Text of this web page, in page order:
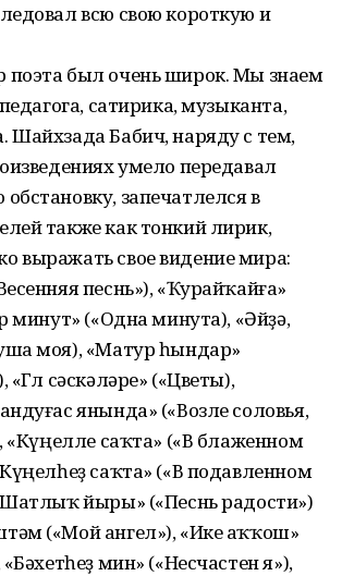
всю свою короткую и
поэта был очень широк. Мы знаем
сатирика, музыканта,
Шайхзада Бабич, наряду с тем,
умело передавал
запечатлелся в
также как тонкий лирик,
выражать свое видение мира:
песнь»), «Ҡурайҡайға»
минут» («Одна минута), «Әйҙә,
моя), «Матур һындар»
сәскәләре» («Цветы),
янында» («Возле соловья,
«Күңелле саҡта» («В блаженном
саҡта» («В подавленном
йыры» («Песнь радости»)
(«Мой ангел»), «Ике аҡҡош»
мин» («Несчастен я»),